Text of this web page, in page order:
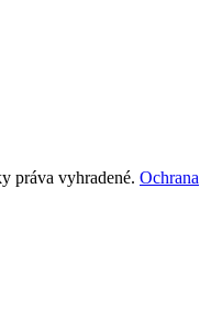
práva vyhradené. Ochrana